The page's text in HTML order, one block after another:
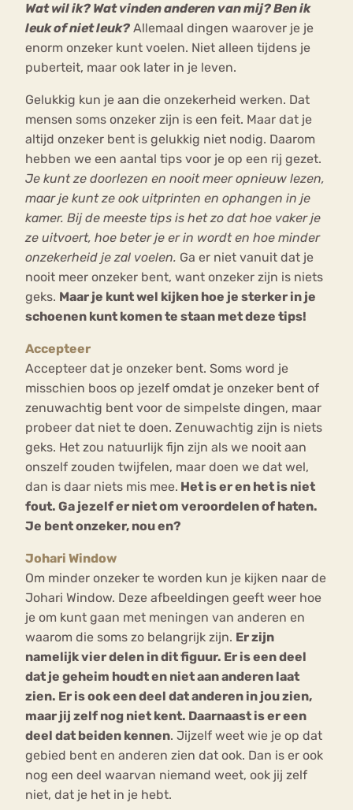
Wat wil ik? Wat vinden anderen van mij? Ben ik
leuk of niet leuk? Allemaal dingen waarover je je
enorm onzeker kunt voelen. Niet alleen tijdens je
puberteit, maar ook later in je leven.
Gelukkig kun je aan die onzekerheid werken. Dat
mensen soms onzeker zijn is een feit. Maar dat je
altijd onzeker bent is gelukkig niet nodig. Daarom
hebben we een aantal tips voor je op een rij gezet.
Je kunt ze doorlezen en nooit meer opnieuw lezen,
maar je kunt ze ook uitprinten en ophangen in je
kamer. Bij de meeste tips is het zo dat hoe vaker je
ze uitvoert, hoe beter je er in wordt en hoe minder
onzekerheid je zal voelen. Ga er niet vanuit dat je
nooit meer onzeker bent, want onzeker zijn is niets
geks. Maar je kunt wel kijken hoe je sterker in je
schoenen kunt komen te staan met deze tips!
Accepteer
Accepteer dat je onzeker bent. Soms word je
misschien boos op jezelf omdat je onzeker bent of
zenuwachtig bent voor de simpelste dingen, maar
probeer dat niet te doen. Zenuwachtig zijn is niets
geks. Het zou natuurlijk fijn zijn als we nooit aan
onszelf zouden twijfelen, maar doen we dat wel,
dan is daar niets mis mee. Het is er en het is niet
fout. Ga jezelf er niet om veroordelen of haten.
Je bent onzeker, nou en?
Johari Window
Om minder onzeker te worden kun je kijken naar de
Johari Window. Deze afbeeldingen geeft weer hoe
je om kunt gaan met meningen van anderen en
waarom die soms zo belangrijk zijn. Er zijn
namelijk vier delen in dit figuur. Er is een deel
dat je geheim houdt en niet aan anderen laat
zien. Er is ook een deel dat anderen in jou zien,
maar jij zelf nog niet kent. Daarnaast is er een
deel dat beiden kennen. Jijzelf weet wie je op dat
gebied bent en anderen zien dat ook. Dan is er ook
nog een deel waarvan niemand weet, ook jij zelf
niet, dat je het in je hebt.